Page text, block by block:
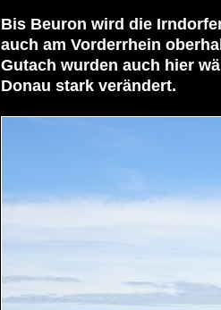
Bis Beuron wird die
auch am Vorderrhein
Gutach wurden auch hier
Donau stark verändert.